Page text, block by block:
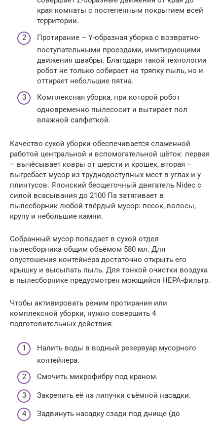
края комнаты с постепенным покрытием всей
территории.
Протирание – Y-образная уборка с возвратно-
поступательными проездами, имитирующими
движения швабры. Благодаря такой технологии
робот не только собирает на тряпку пыль, но и
оттирает небольшие пятна.
Комплексная уборка, при которой робот
одновременно пылесосит и вытирает пол
влажной салфеткой.
Качество сухой уборки обеспечивается слаженной
работой центральной и вспомогательной щёток: первая
– вычёсывает ковры от шерсти и крошек, вторая –
выгребает мусор из труднодоступных мест в углах и у
плинтусов. Японский бесщеточный двигатель Nidec с
силой всасывания до 2100 Па затягивает в
пылесборник любой твёрдый мусор: песок, волосы,
крупу и небольшие камни.
Собранный мусор попадает в сухой отдел
пылесборника общим объёмом 580 мл. Для
опустошения контейнера достаточно открыть его
крышку и высыпать пыль. Для тонкой очистки воздуха
в пылесборнике предусмотрен моющийся НЕРА-фильтр.
Чтобы активировать режим протирания или
комплексной уборки, нужно совершить 4
подготовительных действия:
Налить воды в водный резервуар мусорного
контейнера.
Смочить микрофибру под краном.
Закрепить её на липучки съёмной насадки.
Задвинуть насадку сзади под днище (до